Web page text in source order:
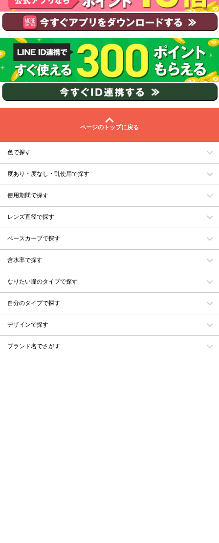
ページのトップに戻る
色で探す
度あり・度なし・乱使用で探す
使用期間で探す
レンズ直径で探す
ベースカーブで探す
含水率で探す
なりたい瞳のタイプで探す
自分のタイプで探す
デザインで探す
ブランド名でさがす